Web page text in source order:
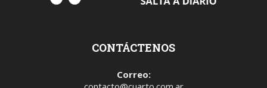
CONTÁCTENOS
Correo: